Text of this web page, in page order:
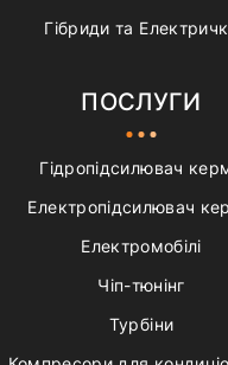
Гібриди та
ПОСЛУГИ
Гідропідсилювач
Електропідсилювач
Електромобілі
Чіп-тюнінг
Турбіни